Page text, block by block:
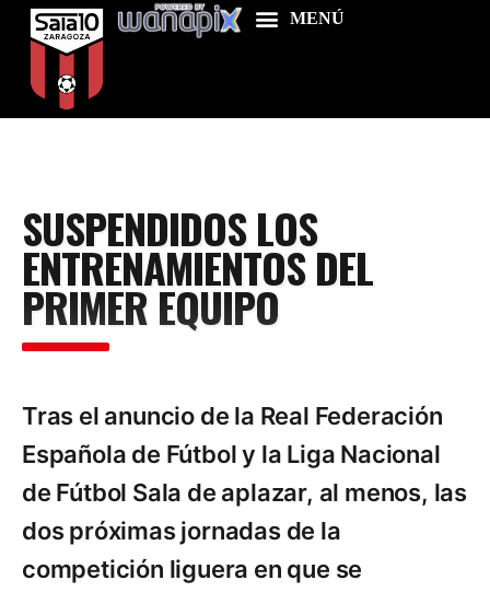
Food & Drink
Features
News
Contacts
SUSPENDIDOS LOS
ENTRENAMIENTOS DEL
PRIMER EQUIPO
Tras el anuncio de la Real Federación
Española de Fútbol y la Liga Nacional
de Fútbol Sala de aplazar, al menos, las
dos próximas jornadas de la
competición liguera en que se